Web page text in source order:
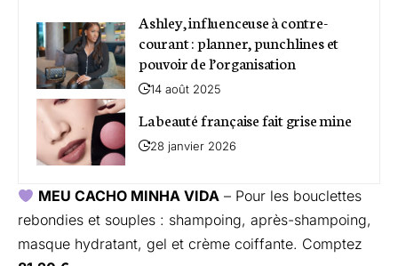
Ashley, influenceuse à contre-
courant : planner, punchlines et
pouvoir de l’organisation
14 août 2025
La beauté française fait grise mine
28 janvier 2026
MEU CACHO MINHA VIDA – Pour les bouclettes
rebondies et souples : shampoing, après-shampoing,
masque hydratant, gel et crème coiffante. Comptez